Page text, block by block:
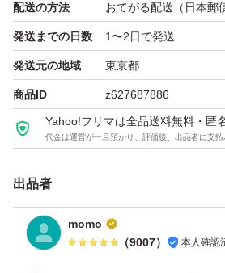
配送の方法 おてがる配送（日本郵
発送までの日数 1〜2日で発送
発送元の地域 東京都
商品ID z627687886
Yahoo!フリマは全品送料無料・匿
代金は運営が一旦預かり、評価後、出品者に支
出品者
momo
（9007） 本人確認